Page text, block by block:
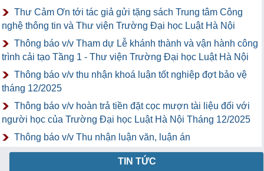
Thư Cảm Ơn tới tác giả gửi tặng sách Trung tâm Công
nghệ thông tin và Thư viện Trường Đại học Luật Hà Nội
Thông báo v/v Tham dự Lễ khánh thành và vận hành công
trình cải tạo Tầng 1 - Thư viện Trường Đại học Luật Hà Nội
Thông báo v/v thu nhận khoá luận tốt nghiệp đợt bảo vệ
tháng 12/2025
Thông báo v/v hoàn trả tiền đặt cọc mượn tài liệu đối với
người học của Trường Đại học Luật Hà Nội Tháng 12/2025
Thông báo v/v Thu nhận luận văn, luận án
TIN TỨC